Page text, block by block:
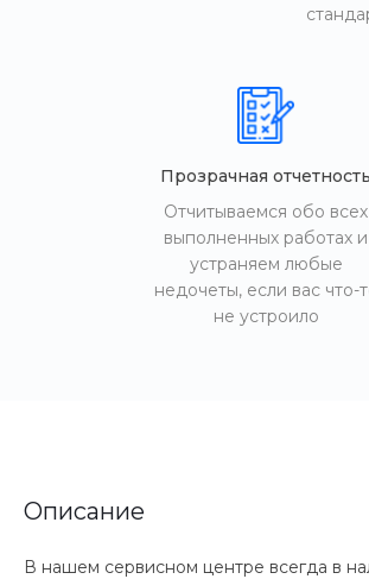
Прозрачная отчетность
Отчитываемся обо всех
выполненных работах и
устраняем любые
недочеты, если вас что-
не устроило
Описание
В нашем сервисном центре всегда в